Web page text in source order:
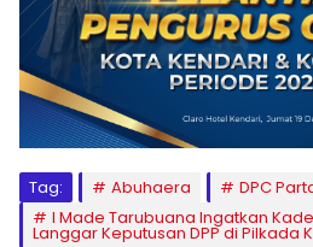
Tag: Abuhaera
DPC
I Made Tarubuana Ingatkan
Langgar Keputusan DPP di Pilkada